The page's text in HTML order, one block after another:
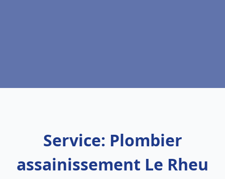
Service: Plombier
assainissement Le Rheu